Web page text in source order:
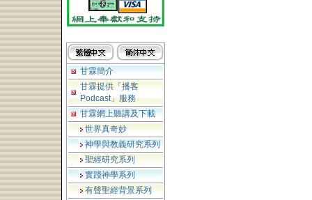
甘霖簡介
甘霖提供「播客
Podcast」服務
甘霖網上聽講及下載
世界真奇妙
神學與教義研究系列
聖經研究系列
實踐神學系列
有聲聖經背景系列